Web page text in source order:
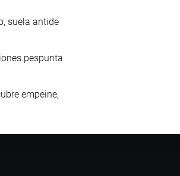
suela antide
pespunta
empeine,